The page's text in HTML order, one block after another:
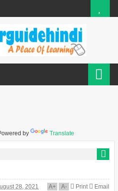
by Translate
28, 2021 A+ A- Print Email